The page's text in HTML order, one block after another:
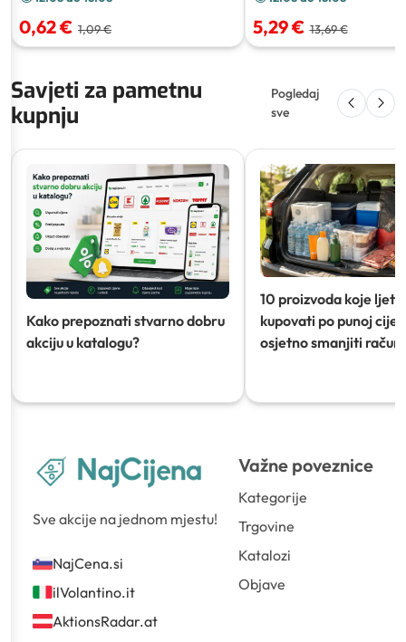
0,62 € 1,09 € 5,29 € 13,69 €
Savjeti za pametnu
kupnju
Pogledaj
sve
Kako prepoznati stvarno dobru
akciju u katalogu?
10 proizvoda koje ljeti
kupovati po punoj
osjetno smanjiti račun)
Sve akcije na jednom mjestu!
NajCena.si
ilVolantino.it
AktionsRadar.at
Važne poveznice
Kategorije
Trgovine
Katalozi
Objave